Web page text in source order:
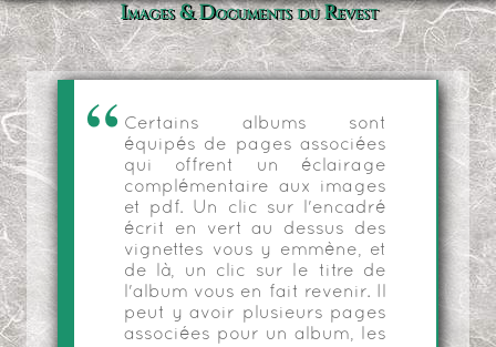
Images & Documents du Revest
Certains albums sont
équipés de pages associées
qui offrent un éclairage
complémentaire aux images
et pdf. Un clic sur l'encadré
écrit en vert au dessus des
vignettes vous y emmène, et
de là, un clic sur le titre de
l'album vous en fait revenir. Il
peut y avoir plusieurs pages
associées pour un album, les